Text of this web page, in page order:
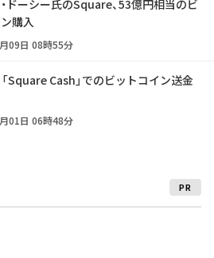
ドーシー氏のSquare、53億円相当のビ
購入
09日 08時55分
Square Cash」でのビットコイン送金
01日 06時48分
PR